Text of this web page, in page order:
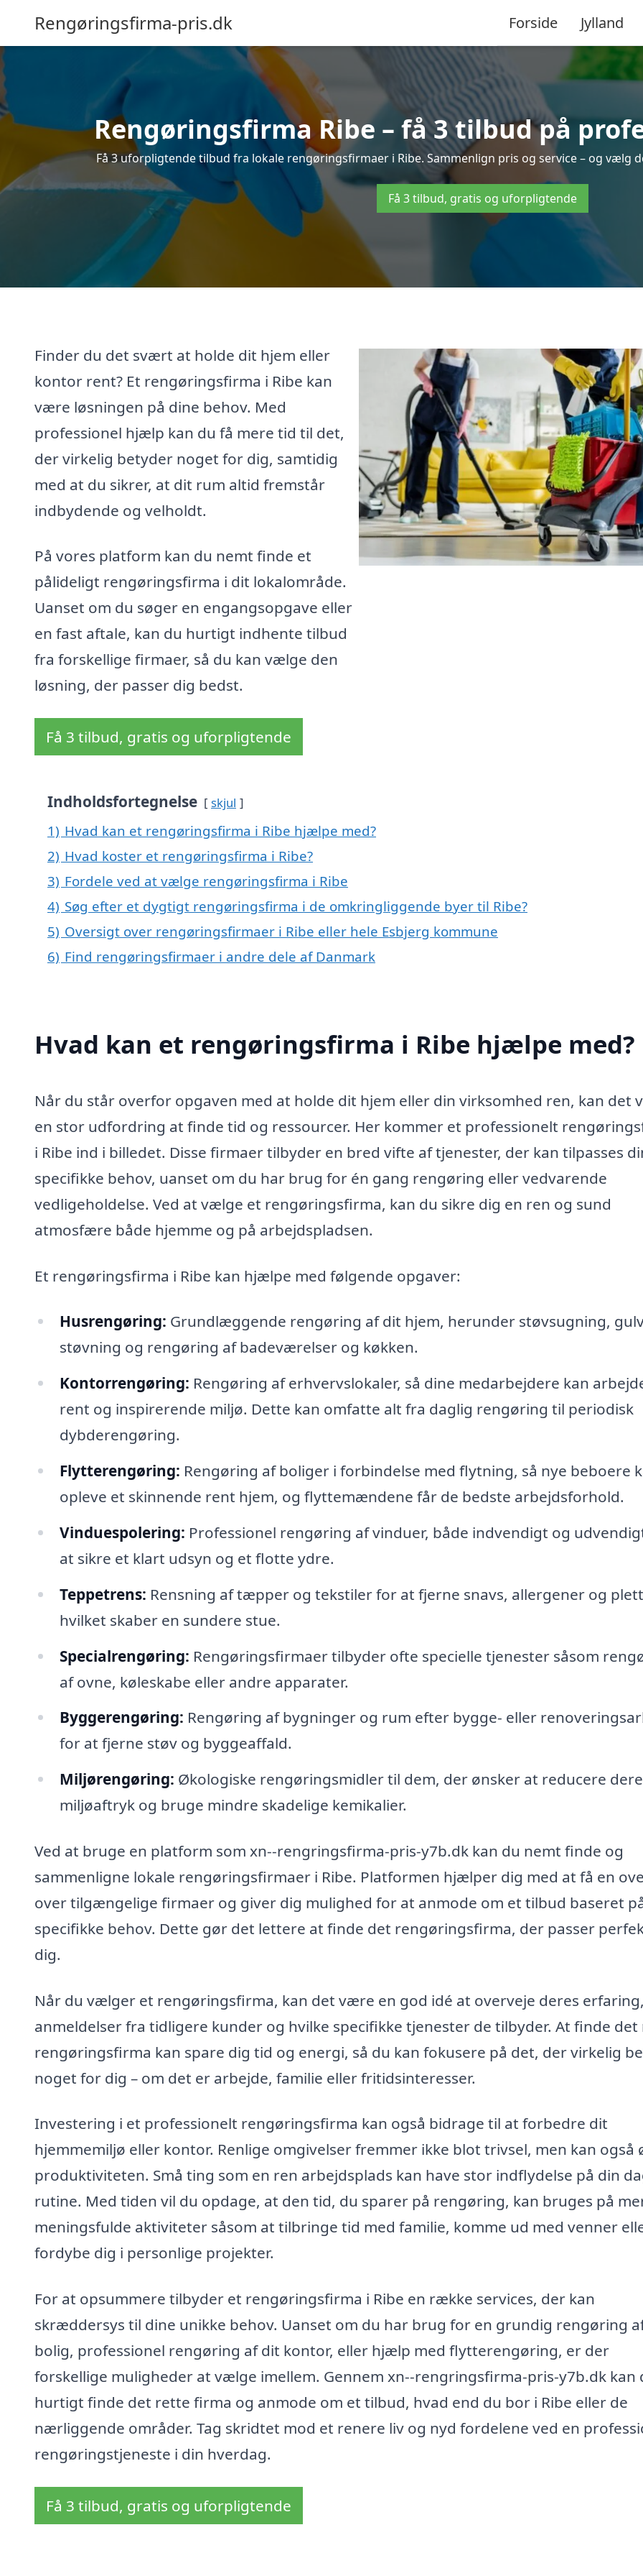
Rengøringsfirma-pris.dk Forside Jylland
Rengøringsfirma Ribe – få 3 tilbud på
Få 3 uforpligtende tilbud fra lokale rengøringsfirmaer i Ribe. Sammenlign pris og service – og vælg
Få 3 tilbud, gratis og uforpligtende
Finder du det svært at holde dit hjem eller
kontor rent? Et rengøringsfirma i Ribe kan
være løsningen på dine behov. Med
professionel hjælp kan du få mere tid til det,
der virkelig betyder noget for dig, samtidig
med at du sikrer, at dit rum altid fremstår
indbydende og velholdt.
På vores platform kan du nemt finde et
pålideligt rengøringsfirma i dit lokalområde.
Uanset om du søger en engangsopgave eller
en fast aftale, kan du hurtigt indhente tilbud
fra forskellige firmaer, så du kan vælge den
løsning, der passer dig bedst.
Få 3 tilbud, gratis og uforpligtende
Indholdsfortegnelse skjul
1) Hvad kan et rengøringsfirma i Ribe hjælpe med?
2) Hvad koster et rengøringsfirma i Ribe?
3) Fordele ved at vælge rengøringsfirma i Ribe
4) Søg efter et dygtigt rengøringsfirma i de omkringliggende byer til Ribe?
5) Oversigt over rengøringsfirmaer i Ribe eller hele Esbjerg kommune
6) Find rengøringsfirmaer i andre dele af Danmark
Hvad kan et rengøringsfirma i Ribe hjælpe med?
Når du står overfor opgaven med at holde dit hjem eller din virksomhed ren, kan det
en stor udfordring at finde tid og ressourcer. Her kommer et professionelt
i Ribe ind i billedet. Disse firmaer tilbyder en bred vifte af tjenester, der kan tilpasses
specifikke behov, uanset om du har brug for én gang rengøring eller vedvarende
vedligeholdelse. Ved at vælge et rengøringsfirma, kan du sikre dig en ren og sund
atmosfære både hjemme og på arbejdspladsen.
Et rengøringsfirma i Ribe kan hjælpe med følgende opgaver:
Husrengøring: Grundlæggende rengøring af dit hjem, herunder støvsugning,
støvning og rengøring af badeværelser og køkken.
Kontorrengøring: Rengøring af erhvervslokaler, så dine medarbejdere kan
rent og inspirerende miljø. Dette kan omfatte alt fra daglig rengøring til periodisk
dybderengøring.
Flytterengøring: Rengøring af boliger i forbindelse med flytning, så nye beboere
opleve et skinnende rent hjem, og flyttemændene får de bedste arbejdsforhold.
Vinduespolering: Professionel rengøring af vinduer, både indvendigt og
at sikre et klart udsyn og et flotte ydre.
Teppetrens: Rensning af tæpper og tekstiler for at fjerne snavs, allergener og
hvilket skaber en sundere stue.
Specialrengøring: Rengøringsfirmaer tilbyder ofte specielle tjenester såsom
af ovne, køleskabe eller andre apparater.
Byggerengøring: Rengøring af bygninger og rum efter bygge- eller
for at fjerne støv og byggeaffald.
Miljørengøring: Økologiske rengøringsmidler til dem, der ønsker at reducere
miljøaftryk og bruge mindre skadelige kemikalier.
Ved at bruge en platform som xn--rengringsfirma-pris-y7b.dk kan du nemt finde og
sammenligne lokale rengøringsfirmaer i Ribe. Platformen hjælper dig med at få en
over tilgængelige firmaer og giver dig mulighed for at anmode om et tilbud baseret
specifikke behov. Dette gør det lettere at finde det rengøringsfirma, der passer
dig.
Når du vælger et rengøringsfirma, kan det være en god idé at overveje deres erfaring,
anmeldelser fra tidligere kunder og hvilke specifikke tjenester de tilbyder. At finde
rengøringsfirma kan spare dig tid og energi, så du kan fokusere på det, der virkelig
noget for dig – om det er arbejde, familie eller fritidsinteresser.
Investering i et professionelt rengøringsfirma kan også bidrage til at forbedre dit
hjemmemiljø eller kontor. Renlige omgivelser fremmer ikke blot trivsel, men kan også
produktiviteten. Små ting som en ren arbejdsplads kan have stor indflydelse på din
rutine. Med tiden vil du opdage, at den tid, du sparer på rengøring, kan bruges på
meningsfulde aktiviteter såsom at tilbringe tid med familie, komme ud med venner
fordybe dig i personlige projekter.
For at opsummere tilbyder et rengøringsfirma i Ribe en række services, der kan
skræddersys til dine unikke behov. Uanset om du har brug for en grundig rengøring
bolig, professionel rengøring af dit kontor, eller hjælp med flytterengøring, er der
forskellige muligheder at vælge imellem. Gennem xn--rengringsfirma-pris-y7b.dk kan
hurtigt finde det rette firma og anmode om et tilbud, hvad end du bor i Ribe eller de
nærliggende områder. Tag skridtet mod et renere liv og nyd fordelene ved en
rengøringstjeneste i din hverdag.
Få 3 tilbud, gratis og uforpligtende